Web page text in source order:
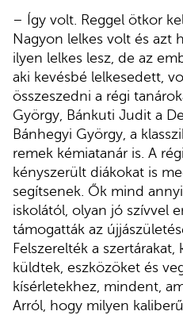
– Így volt. Reggel ötkor
Nagyon lelkes volt és azt
ilyen lelkes lesz, de az
aki kevésbé lelkesedett,
összeszedni a régi
György, Bánkuti Judit a
Bánhegyi György, a
remek kémiatanár is. A
kényszerült diákokat is
segítsenek. Ők mind
iskolától, olyan jó szívvel
támogatták az
Felszerelték a
küldtek, eszközöket és
kísérletekhez, mindent,
Arról, hogy milyen